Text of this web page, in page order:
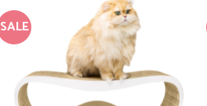
SALE